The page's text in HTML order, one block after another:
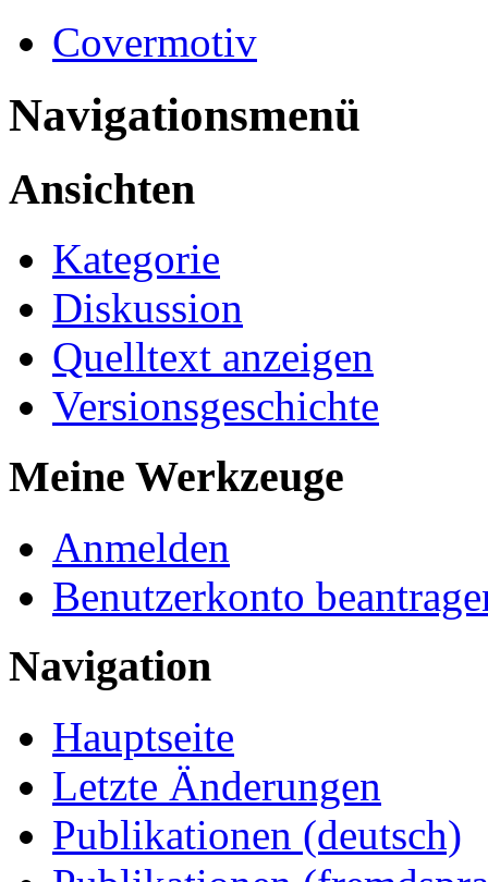
Covermotiv
Navigationsmenü
Ansichten
Kategorie
Diskussion
Quelltext anzeigen
Versionsgeschichte
Meine Werkzeuge
Anmelden
Benutzerkonto
Navigation
Hauptseite
Letzte Änderungen
Publikationen (deutsch)